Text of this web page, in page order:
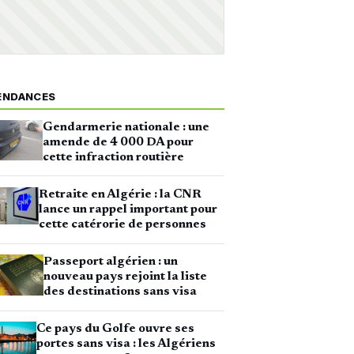
Gendarmerie nationale : une
amende de 4 000 DA pour
cette infraction routière
Retraite en Algérie : la CNR
lance un rappel important pour
cette catérorie de personnes
Passeport algérien : un
nouveau pays rejoint la liste
des destinations sans visa
Ce pays du Golfe ouvre ses
portes sans visa : les Algériens